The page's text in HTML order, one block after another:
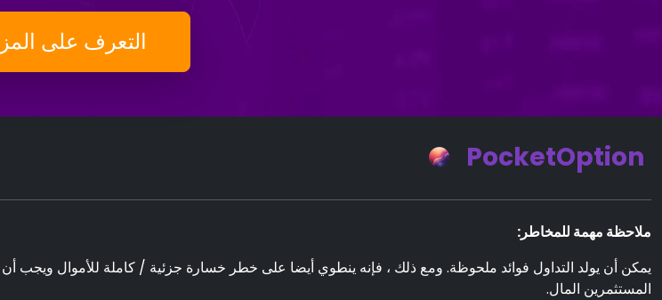
التعرف على
PocketOption
ملاحظة مهمة للمخاطر:
المستثمرين المال.